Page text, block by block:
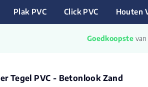
Plak PVC Click PVC Houten
Goedkoopste
Tegel PVC - Betonlook Zand